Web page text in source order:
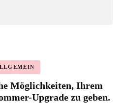
Möglichkeiten, Ihrem
Upgrade zu geben.